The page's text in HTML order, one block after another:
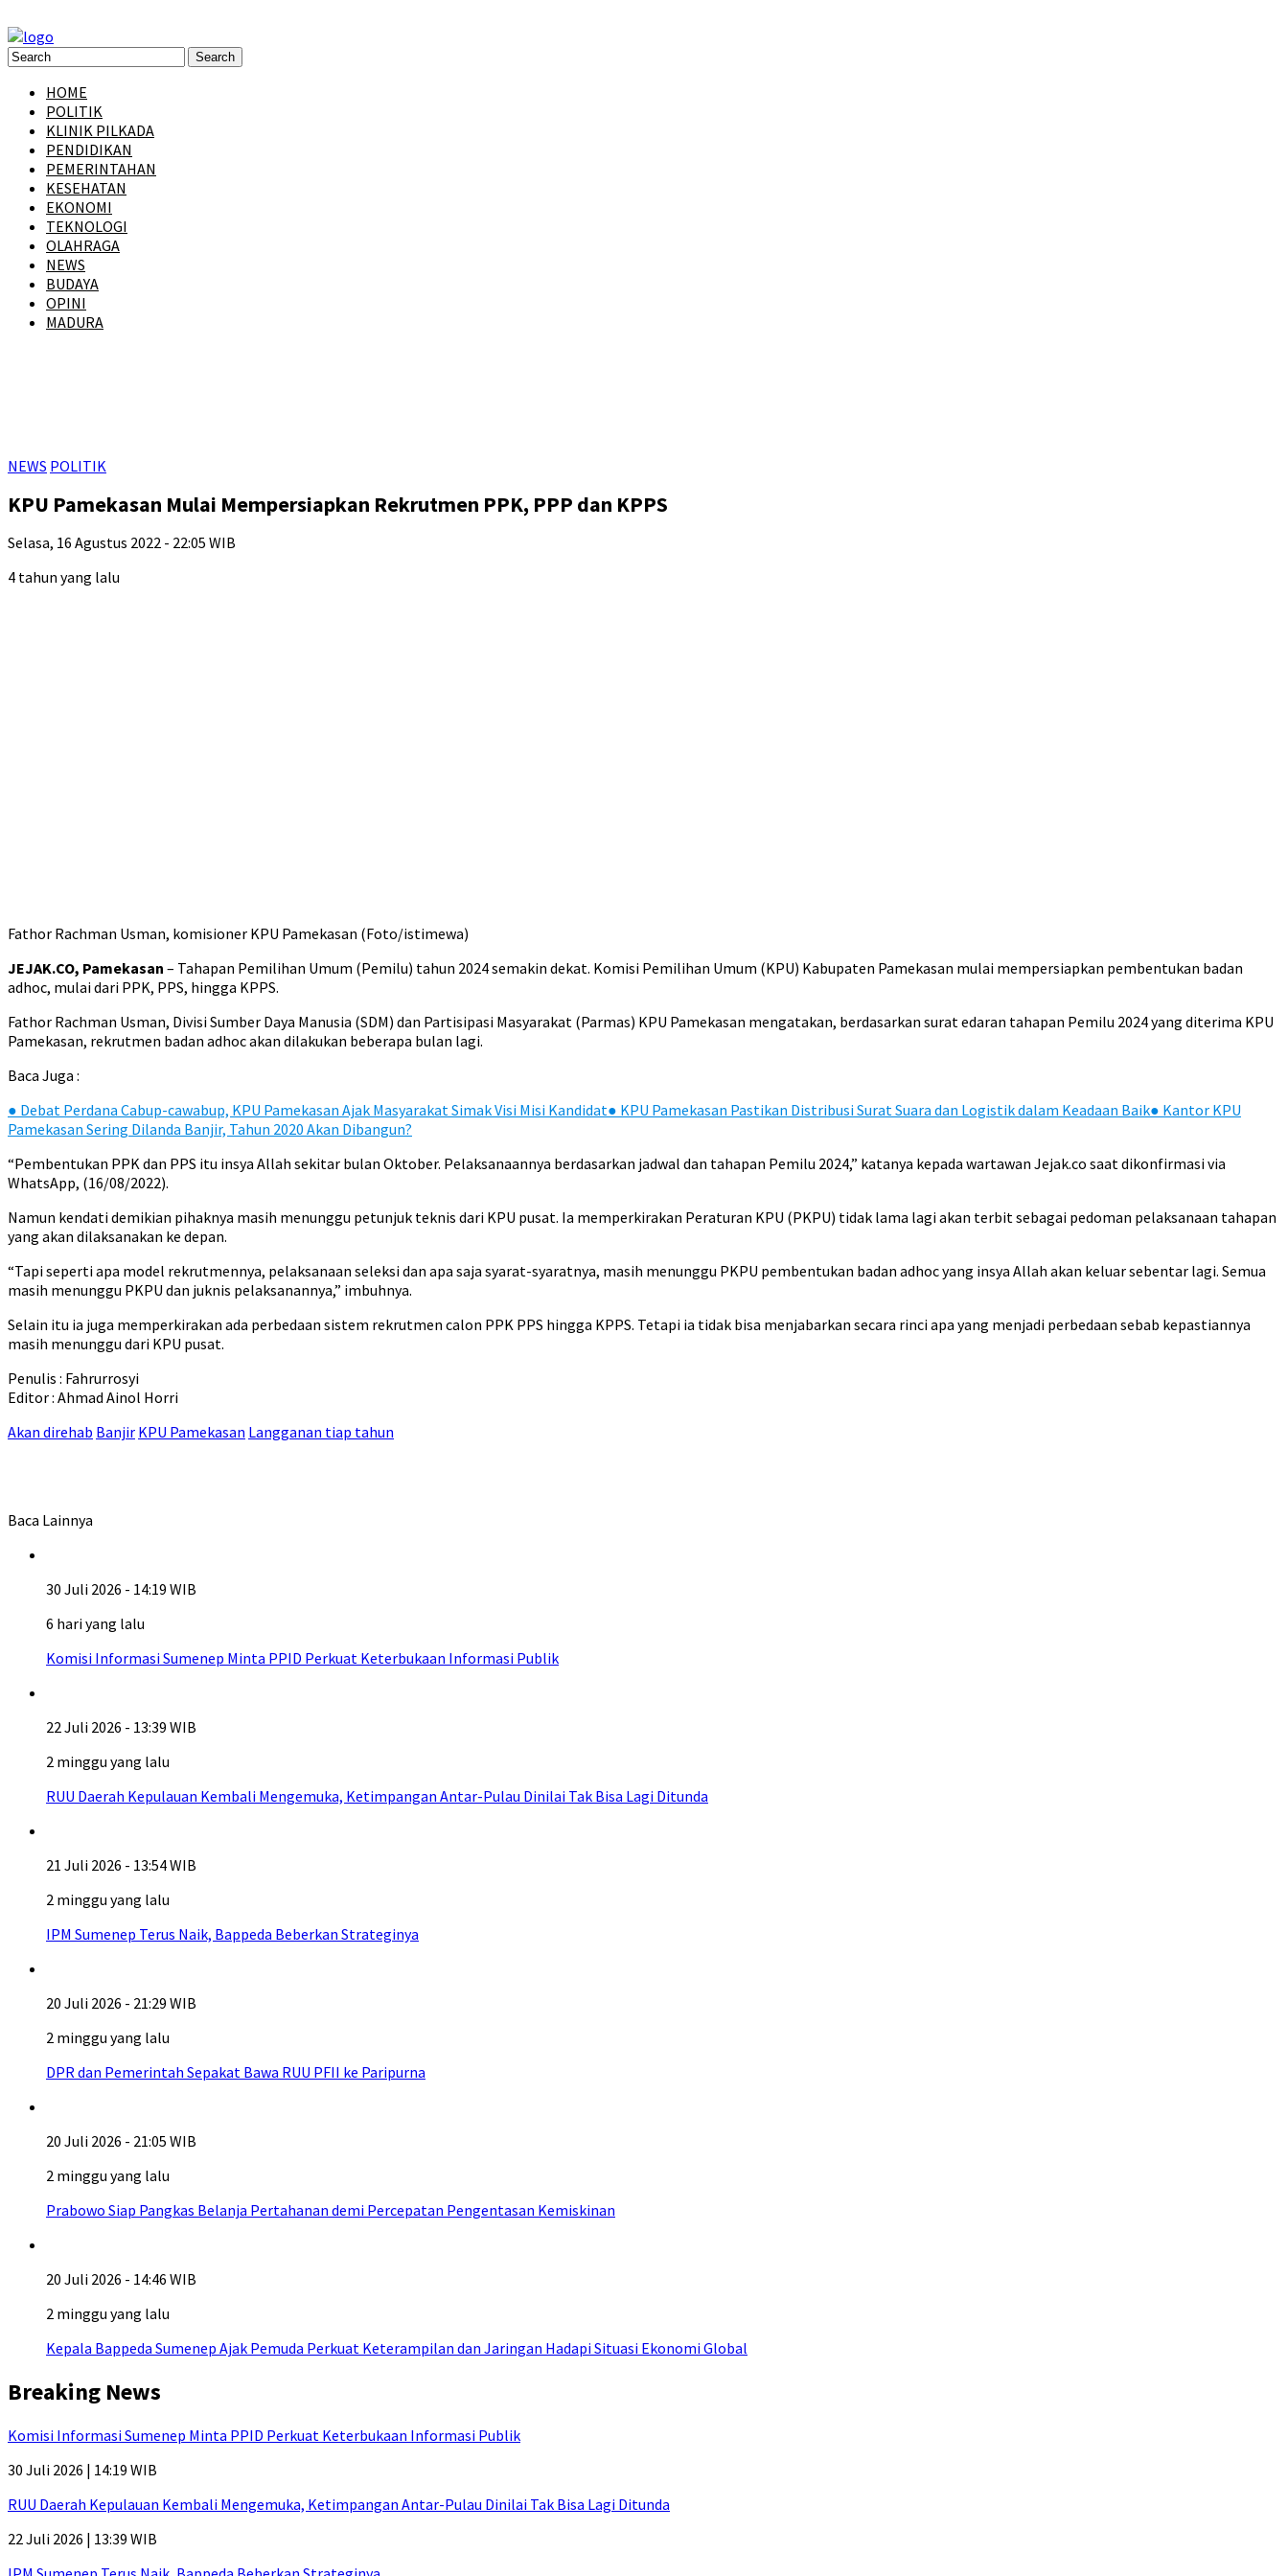
HOME
POLITIK
KLINIK PILKADA
PENDIDIKAN
PEMERINTAHAN
KESEHATAN
EKONOMI
TEKNOLOGI
OLAHRAGA
NEWS
BUDAYA
OPINI
MADURA
NEWS POLITIK
KPU Pamekasan Mulai Mempersiapkan Rekrutmen PPK, PPP dan KPPS
Selasa, 16 Agustus 2022 - 22:05 WIB
4 tahun yang lalu
Fathor Rachman Usman, komisioner KPU Pamekasan (Foto/istimewa)
JEJAK.CO, Pamekasan – Tahapan Pemilihan Umum (Pemilu) tahun 2024 semakin dekat. Komisi Pemilihan Umum (KPU) Kabupaten Pamekasan mulai mempersiapkan pembentukan badan
adhoc, mulai dari PPK, PPS, hingga KPPS.
Fathor Rachman Usman, Divisi Sumber Daya Manusia (SDM) dan Partisipasi Masyarakat (Parmas) KPU Pamekasan mengatakan, berdasarkan surat edaran tahapan Pemilu 2024 yang diterima KPU
Pamekasan, rekrutmen badan adhoc akan dilakukan beberapa bulan lagi.
Baca Juga :
● Debat Perdana Cabup-cawabup, KPU Pamekasan Ajak Masyarakat Simak Visi Misi Kandidat● KPU Pamekasan Pastikan Distribusi Surat Suara dan Logistik dalam Keadaan Baik● Kantor KPU
Pamekasan Sering Dilanda Banjir, Tahun 2020 Akan Dibangun?
“Pembentukan PPK dan PPS itu insya Allah sekitar bulan Oktober. Pelaksanaannya berdasarkan jadwal dan tahapan Pemilu 2024,” katanya kepada wartawan Jejak.co saat dikonfirmasi via
WhatsApp, (16/08/2022).
Namun kendati demikian pihaknya masih menunggu petunjuk teknis dari KPU pusat. Ia memperkirakan Peraturan KPU (PKPU) tidak lama lagi akan terbit sebagai pedoman pelaksanaan tahapan
yang akan dilaksanakan ke depan.
“Tapi seperti apa model rekrutmennya, pelaksanaan seleksi dan apa saja syarat-syaratnya, masih menunggu PKPU pembentukan badan adhoc yang insya Allah akan keluar sebentar lagi. Semua
masih menunggu PKPU dan juknis pelaksanannya,” imbuhnya.
Selain itu ia juga memperkirakan ada perbedaan sistem rekrutmen calon PPK PPS hingga KPPS. Tetapi ia tidak bisa menjabarkan secara rinci apa yang menjadi perbedaan sebab kepastiannya
masih menunggu dari KPU pusat.
Penulis : Fahrurrosyi
Editor : Ahmad Ainol Horri
Akan direhab Banjir KPU Pamekasan Langganan tiap tahun
Baca Lainnya
30 Juli 2026 - 14:19 WIB
6 hari yang lalu
Komisi Informasi Sumenep Minta PPID Perkuat Keterbukaan Informasi Publik
22 Juli 2026 - 13:39 WIB
2 minggu yang lalu
RUU Daerah Kepulauan Kembali Mengemuka, Ketimpangan Antar-Pulau Dinilai Tak Bisa Lagi Ditunda
21 Juli 2026 - 13:54 WIB
2 minggu yang lalu
IPM Sumenep Terus Naik, Bappeda Beberkan Strateginya
20 Juli 2026 - 21:29 WIB
2 minggu yang lalu
DPR dan Pemerintah Sepakat Bawa RUU PFII ke Paripurna
20 Juli 2026 - 21:05 WIB
2 minggu yang lalu
Prabowo Siap Pangkas Belanja Pertahanan demi Percepatan Pengentasan Kemiskinan
20 Juli 2026 - 14:46 WIB
2 minggu yang lalu
Kepala Bappeda Sumenep Ajak Pemuda Perkuat Keterampilan dan Jaringan Hadapi Situasi Ekonomi Global
Breaking News
Komisi Informasi Sumenep Minta PPID Perkuat Keterbukaan Informasi Publik
30 Juli 2026 | 14:19 WIB
RUU Daerah Kepulauan Kembali Mengemuka, Ketimpangan Antar-Pulau Dinilai Tak Bisa Lagi Ditunda
22 Juli 2026 | 13:39 WIB